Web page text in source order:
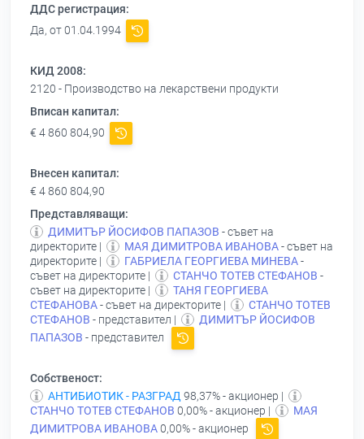
ДДС регистрация:
Да, от 01.04.1994
КИД 2008:
2120 - Производство на лекарствени продукти
Вписан капитал:
€ 4 860 804,90
Внесен капитал:
€ 4 860 804,90
Представляващи:
ДИМИТЪР ЙОСИФОВ ПАПАЗОВ - съвет на
директорите |
МАЯ ДИМИТРОВА ИВАНОВА- съвет на
директорите |
ГАБРИЕЛА ГЕОРГИЕВА МИНЕВА-
съвет на директорите |
СТАНЧО ТОТЕВ СТЕФАНОВ -
съвет на директорите |
ТАНЯ ГЕОРГИЕВА
СТЕФАНОВА- съвет на директорите |
СТАНЧО ТОТЕВ
СТЕФАНОВ - представител |
ДИМИТЪР ЙОСИФОВ
ПАПАЗОВ - представител
Собственост:
АНТИБИОТИК - РАЗГРАД98,37% - акционер |
СТАНЧО ТОТЕВ СТЕФАНОВ 0,00% - акционер |
МАЯ
ДИМИТРОВА ИВАНОВА0,00% - акционер